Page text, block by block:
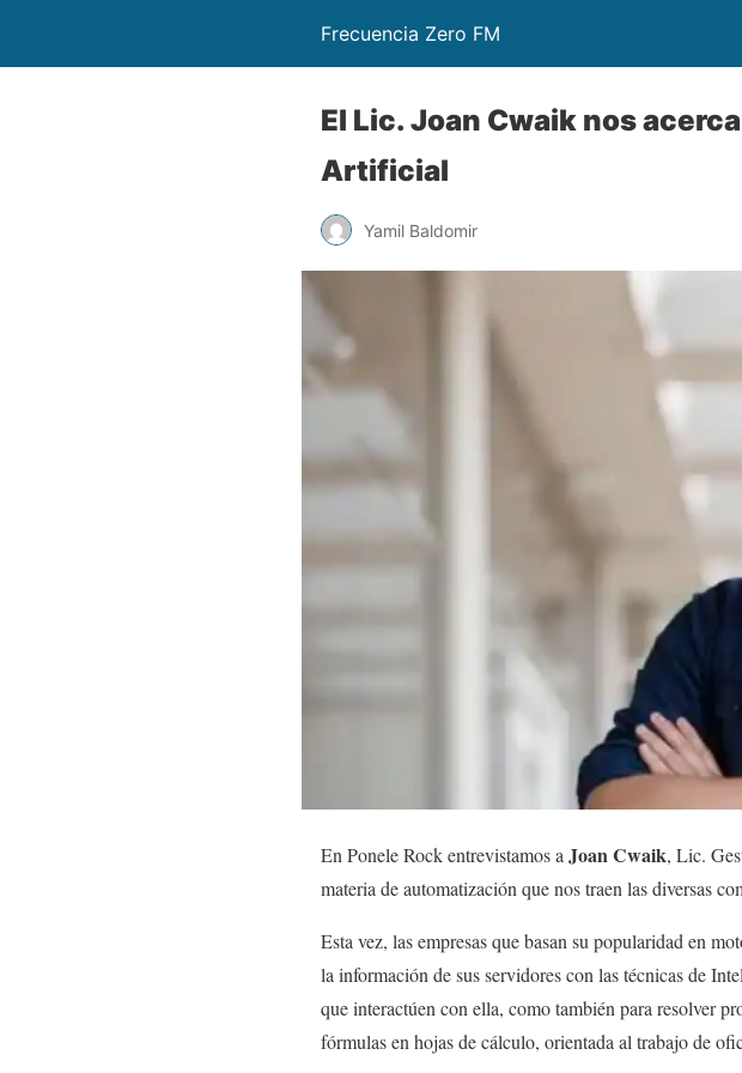
Frecuencia Zero FM
El Lic. Joan Cwaik nos
Artificial
Yamil Baldomir
En Ponele Rock entrevistamos a Joan Cwaik, Lic.
materia de automatización que nos traen las diversas
Esta vez, las empresas que basan su popularidad en
la información de sus servidores con las técnicas de
que interactúen con ella, como también para resolver
fórmulas en hojas de cálculo, orientada al trabajo de